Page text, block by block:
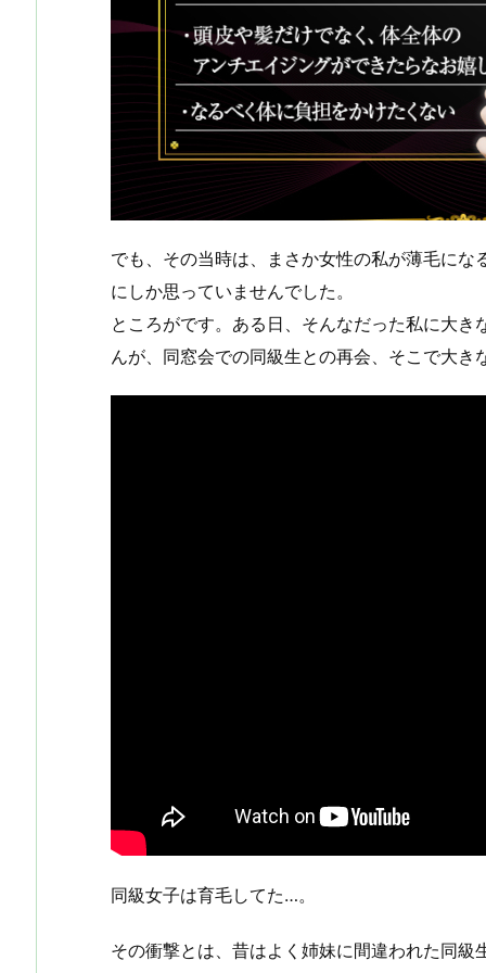
でも、その当時は、まさか女性の私が薄毛に
にしか思っていませんでした。
ところがです。ある日、そんなだった私に大
んが、同窓会での同級生との再会、そこで大
同級女子は育毛してた…。
その衝撃とは、昔はよく姉妹に間違われた同